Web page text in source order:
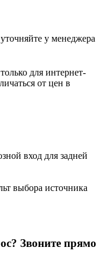
у менеджера
для интернет-
от цен в
вход для задней
выбора источника
Звоните прямо